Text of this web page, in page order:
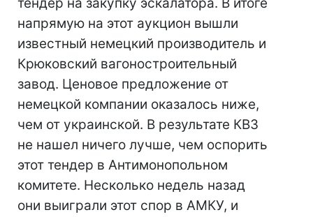
напрямую на этот аукцион вышли
известный немецкий производитель и
Крюковский вагоностроительный
завод. Ценовое предложение от
немецкой компании оказалось ниже,
чем от украинской. В результате КВЗ
не нашел ничего лучше, чем оспорить
этот тендер в Антимонопольном
комитете. Несколько недель назад
они выиграли этот спор в АМКУ, и